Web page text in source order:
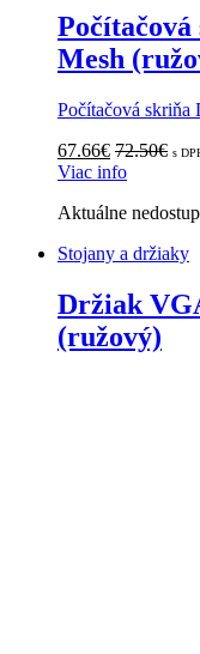
Mesh
Počítačová
67.66€ 72.50€ s
Viac info
Aktuálne
Stojany a držiaky
Držiak
(ružový)